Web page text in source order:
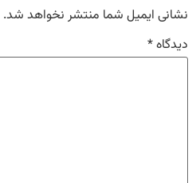
نشانی ایمیل شما منتشر نخواهد شد.
دیدگاه*